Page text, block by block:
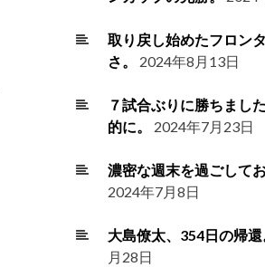
取り戻し始めたフロン
さ。
2024年8月13日
７試合ぶりに勝ちまし
的に。
2024年7月23日
濃密な週末を過ごして
2024年7月8日
大島僚太、354日の帰還
月28日